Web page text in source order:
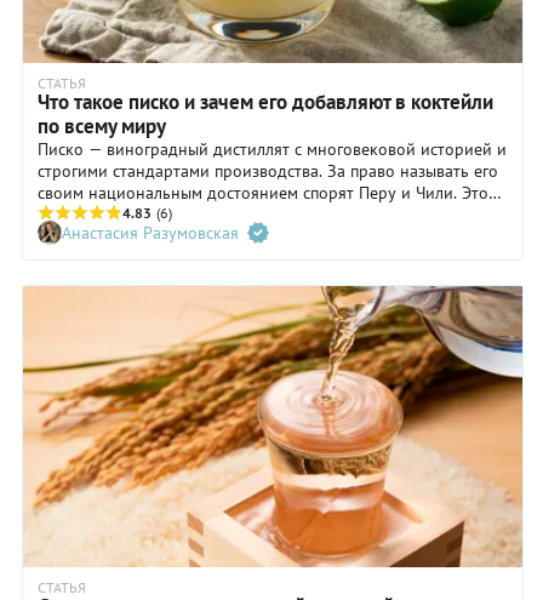
СТАТЬЯ
Что такое писко и зачем его добавляют в коктейли
по всему миру
Писко — виноградный дистиллят с многовековой историей и
строгими стандартами производства. За право называть его
своим национальным достоянием спорят Перу и Чили. Этот
ароматный крепкий напиток все чаще встречается в
коктейльных картах и на полках российских баров.
Рассказываем, как производят писко, каким он бывает, как и
с чем его пьют.
4.83 (6)
Анастасия Разумовская
СТАТЬЯ